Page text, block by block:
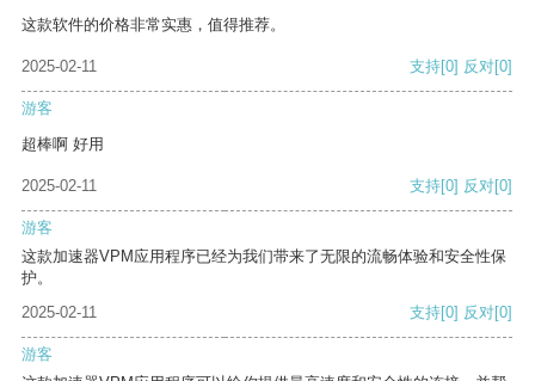
这款软件的价格非常实惠，值得推荐。
2025-02-11 支持[0] 反对[0]
游客
超棒啊 好用
2025-02-11 支持[0] 反对[0]
游客
这款加速器VPM应用程序已经为我们带来了无限的流畅体验和安全性保
护。
2025-02-11
支持[0] 反对[0]
游客